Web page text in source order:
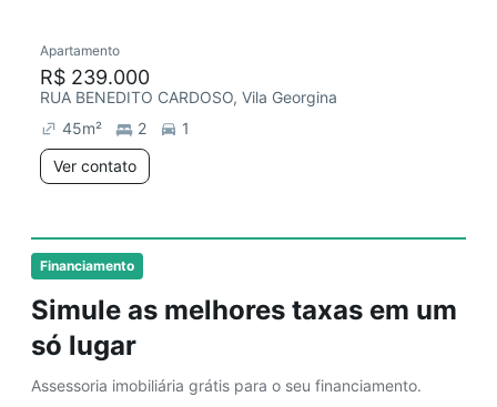
Financiamento
Simule as melhores taxas em um
só lugar
Assessoria imobiliária grátis para o seu financiamento.
Redecorar
Apartamento
R$ 239.000
RUA BENEDITO CARDOSO, Vila Georgina
45m² 2
1
Ver contato